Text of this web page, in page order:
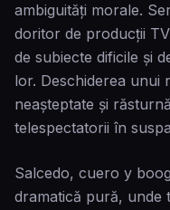
ambiguități morale.
doritor de producții
de subiecte dificile și
lor. Deschiderea unui
neașteptate și
telespectatorii în
Salcedo, cuero y
dramatică pură, unde